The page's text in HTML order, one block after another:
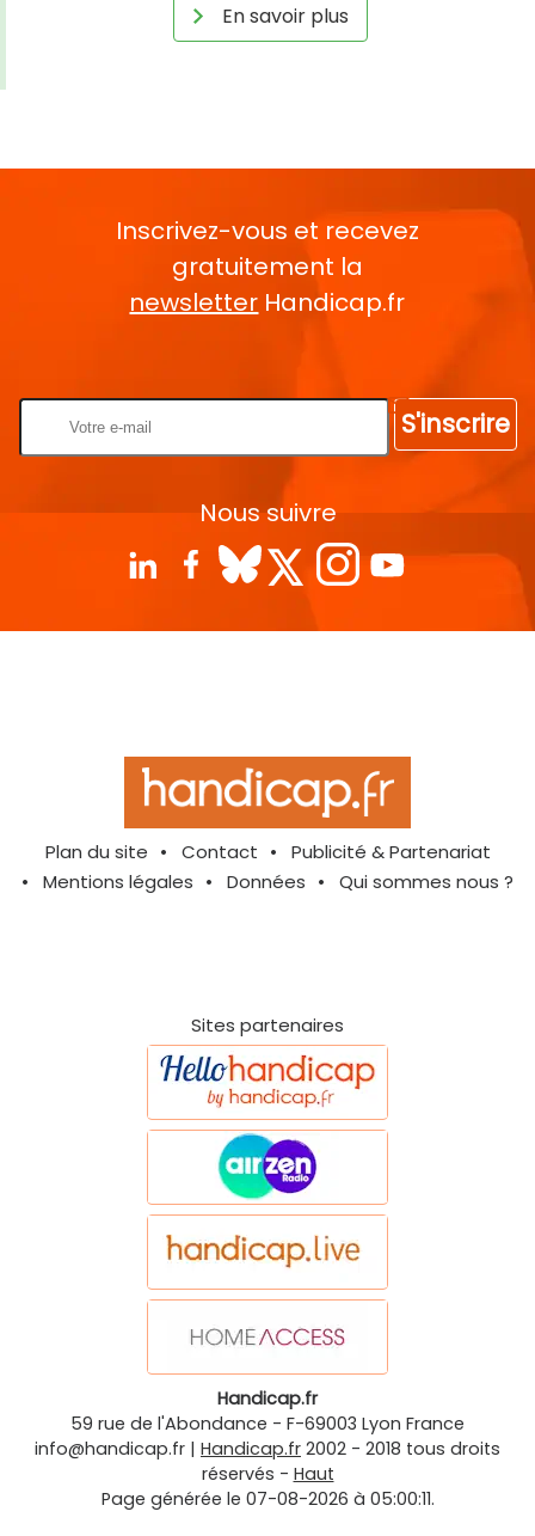
En savoir plus
Inscrivez-vous et recevez
gratuitement la
newsletter Handicap.fr
S'inscrire
Nous suivre
Plan du site Contact
Publicité & Partenariat
Mentions légales
Données Qui sommes nous ?
Sites partenaires
Handicap.fr
59 rue de l'Abondance - F-69003 Lyon France
info@handicap.fr | Handicap.fr 2002 - 2018 tous droits
réservés - Haut
Page générée le 07-08-2026 à 05:00:11.